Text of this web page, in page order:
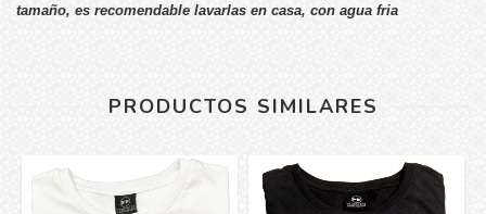
tamaño, es recomendable lavarlas en casa, con agua fria
PRODUCTOS SIMILARES